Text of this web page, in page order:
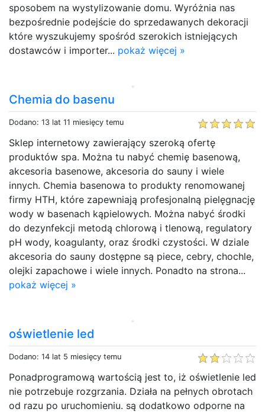
sposobem na wystylizowanie domu. Wyróżnia nas
bezpośrednie podejście do sprzedawanych dekoracji
które wyszukujemy spośród szerokich istniejących
dostawców i importer... pokaż więcej »
Chemia do basenu
Dodano: 13 lat 11 miesięcy temu
Sklep internetowy zawierający szeroką ofertę
produktów spa. Można tu nabyć chemię basenową,
akcesoria basenowe, akcesoria do sauny i wiele
innych. Chemia basenowa to produkty renomowanej
firmy HTH, które zapewniają profesjonalną pielęgnację
wody w basenach kąpielowych. Można nabyć środki
do dezynfekcji metodą chlorową i tlenową, regulatory
pH wody, koagulanty, oraz środki czystości. W dziale
akcesoria do sauny dostępne są piece, cebry, chochle,
olejki zapachowe i wiele innych. Ponadto na strona...
pokaż więcej »
oświetlenie led
Dodano: 14 lat 5 miesięcy temu
Ponadprogramową wartością jest to, iż oświetlenie led
nie potrzebuje rozgrzania. Działa na pełnych obrotach
od razu po uruchomieniu. są dodatkowo odporne na